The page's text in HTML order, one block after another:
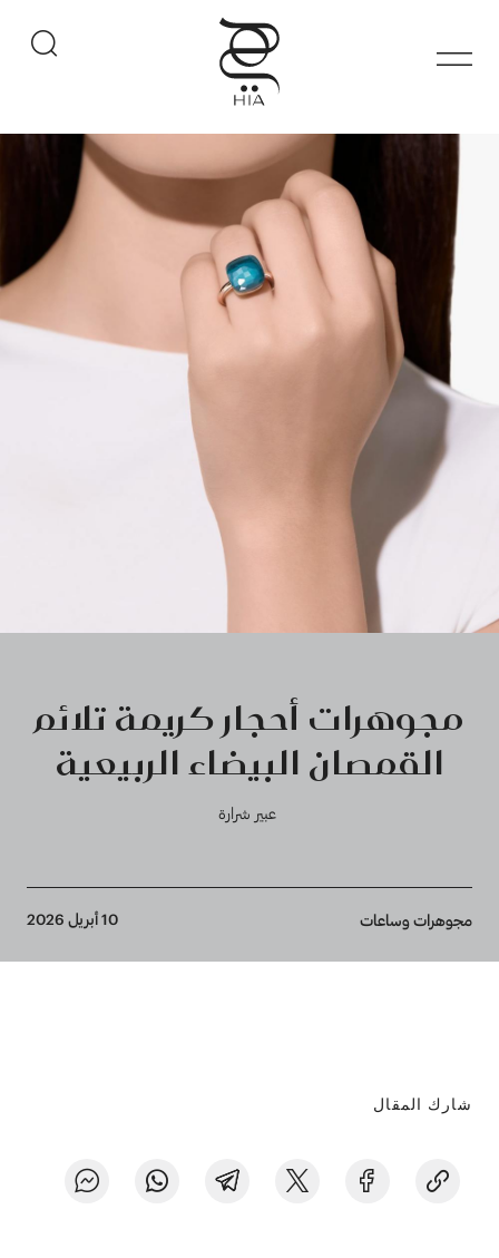
مجوهرات أحجار كريمة تلائم
القمصان البيضاء الربيعية
عبير شرارة
Breadcrumb
مجوهرات وساعات 10 أبريل 2026
شارك المقال